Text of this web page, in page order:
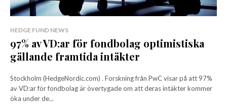
HEDGE FUND NEWS
97% av VD:ar för fondbolag optimistiska
gällande framtida intäkter
Stockholm (HedgeNordic.com) . Forskning från PwC visar på att 97%
av VD:ar för fondbolag är övertygade om att deras intäkter kommer
öka under de...